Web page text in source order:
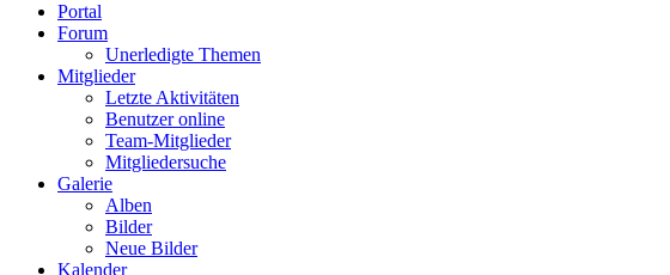
Portal
Forum
Unerledigte Themen
Mitglieder
Letzte Aktivitäten
Benutzer online
Team-Mitglieder
Mitgliedersuche
Galerie
Alben
Bilder
Neue Bilder
Kalender